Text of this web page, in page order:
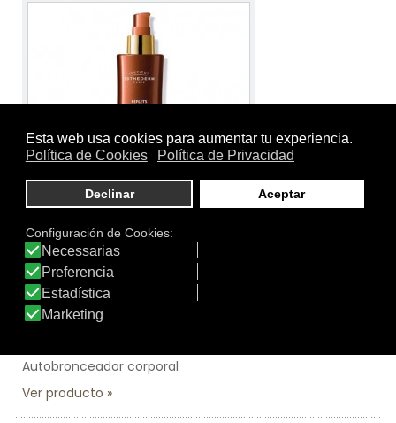
Tamaño:150 ml.
Marca: Institut Esthederm
Línea:
Tratamientos Reflejos Del Sol
Autobronceador corporal
Ver producto